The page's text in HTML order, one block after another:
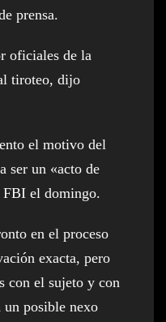
prensa.
oficiales de la
tiroteo, dijo
el motivo del
ser un «acto de
el domingo.
en el proceso
exacta, pero
con el sujeto y con
un posible nexo